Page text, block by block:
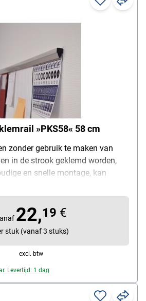
»PKS58« 58 cm
zonder gebruik te maken van
in de strook geklemd worden,
en snelle montage, kan
kunststof
22,19 €
stuk (vanaf 3 stuks)
excl. btw
Levertijd: 1 dag